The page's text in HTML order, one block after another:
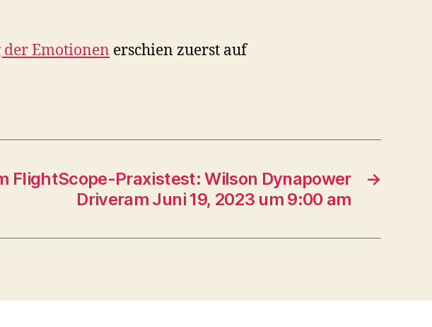
der Emotionen erschien zuerst auf
→
FlightScope-Praxistest: Wilson Dynapower
Driveram Juni 19, 2023 um 9:00 am